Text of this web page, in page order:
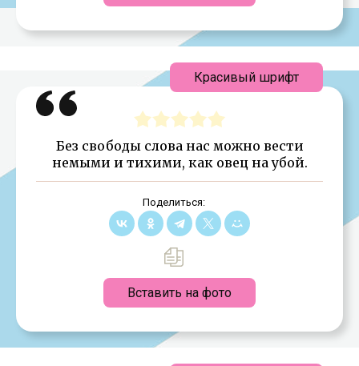
Без свободы слова нас можно вести
немыми и тихими, как овец на убой.
Поделиться:
Вставить на фото
Красивый шрифт